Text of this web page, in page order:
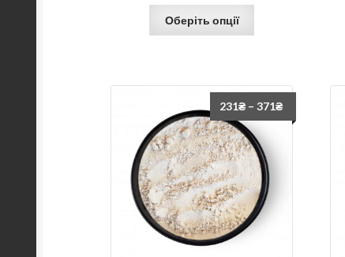
Оцінено в
5.00з 5
Оберіть опції
231₴ –371₴